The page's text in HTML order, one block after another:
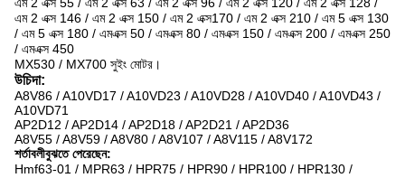
এম 2 এক্স 146 / এম 2 এক্স 150 / এম 2 এক্স170 / এম 2 এক্স 210 / এম 5 এক্স 130
/ এম 5 এক্স 180 / এমএক্স 50 / এমএক্স 80 / এমএক্স 150 / এমএক্স 200 / এমএক্স 250
/ এমএক্স 450
MX530 / MX700 সুইং মোটর।
উচিদা:
A8V86 / A10VD17 / A10VD23 / A10VD28 / A10VD40 / A10VD43 /
A10VD71
AP2D12 / AP2D14 / AP2D18 / AP2D21 / AP2D36
A8V55 / A8V59 / A8V80 / A8V107 / A8V115 / A8V172
শর্তাবলীবুঝতে পেরেছেন:
Hmf63-01 / MPR63 / HPR75 / HPR90 / HPR100 / HPR130 /